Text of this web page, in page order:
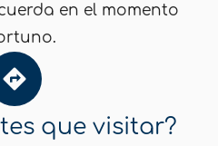
en el momento
que visitar?